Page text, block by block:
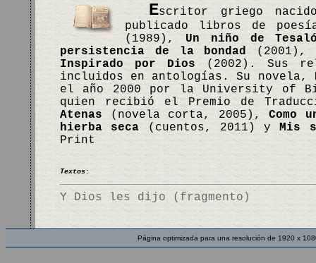
Escritor griego
publicado libros de
(1989), Un niño de
persistencia de la bondad (2001),
Inspirado por Dios (2002). Sus
incluidos en antologías. Su novela,
el año 2000 por la University of
quien recibió el Premio de
Atenas (novela corta, 2005),Como
hierba seca(cuentos, 2011) yMis
Print
Textos:
Y Dios les dijo (fragmento)
Página optimizada para una resolución de 1920 x